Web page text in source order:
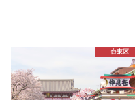
台東区